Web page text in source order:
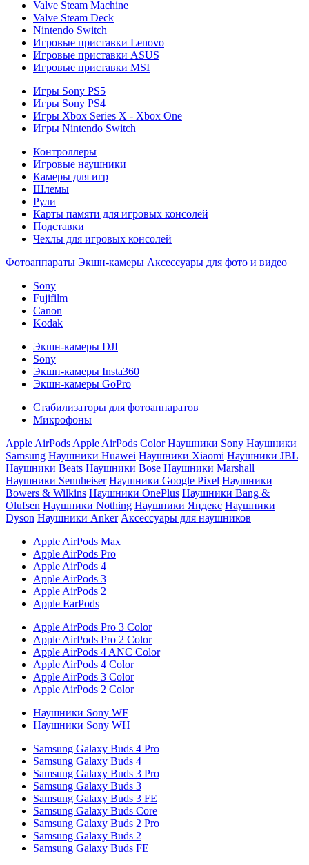
Valve Steam Machine
Valve Steam Deck
Nintendo Switch
Игровые приставки Lenovo
Игровые приставки ASUS
Игровые приставки MSI
Игры Sony PS5
Игры Sony PS4
Игры Xbox Series X - Xbox One
Игры Nintendo Switch
Контроллеры
Игровые наушники
Камеры для игр
Шлемы
Рули
Карты памяти для игровых консолей
Подставки
Чехлы для игровых консолей
Фотоаппараты Экшн-камеры Аксессуары для фото и видео
Sony
Fujifilm
Canon
Kodak
Экшн-камеры DJI
Sony
Экшн-камеры Insta360
Экшн-камеры GoPro
Стабилизаторы для фотоаппаратов
Микрофоны
Apple AirPods Apple AirPods Color Наушники Sony Наушники
Samsung Наушники Huawei Наушники Xiaomi Наушники JBL
Наушники Beats Наушники Bose Наушники Marshall
Наушники Sennheiser Наушники Google Pixel Наушники
Bowers & Wilkins Наушники OnePlus Наушники Bang &
Olufsen Наушники Nothing Наушники Яндекс Наушники
Dyson Наушники Anker Аксессуары для наушников
Apple AirPods Max
Apple AirPods Pro
Apple AirPods 4
Apple AirPods 3
Apple AirPods 2
Apple EarPods
Apple AirPods Pro 3 Color
Apple AirPods Pro 2 Color
Apple AirPods 4 ANC Color
Apple AirPods 4 Color
Apple AirPods 3 Color
Apple AirPods 2 Color
Наушники Sony WF
Наушники Sony WH
Samsung Galaxy Buds 4 Pro
Samsung Galaxy Buds 4
Samsung Galaxy Buds 3 Pro
Samsung Galaxy Buds 3
Samsung Galaxy Buds 3 FE
Samsung Galaxy Buds Core
Samsung Galaxy Buds 2 Pro
Samsung Galaxy Buds 2
Samsung Galaxy Buds FE